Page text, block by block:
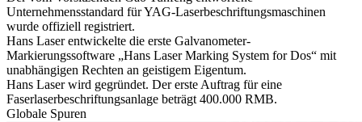
Unternehmensstandard für YAG-Laserbeschriftungsmaschinen
wurde offiziell registriert.
Hans Laser entwickelte die erste Galvanometer-
Markierungssoftware „Hans Laser Marking System for Dos“ mit
unabhängigen Rechten an geistigem Eigentum.
Hans Laser wird gegründet. Der erste Auftrag für eine
Faserlaserbeschriftungsanlage beträgt 400.000 RMB.
Globale Spuren